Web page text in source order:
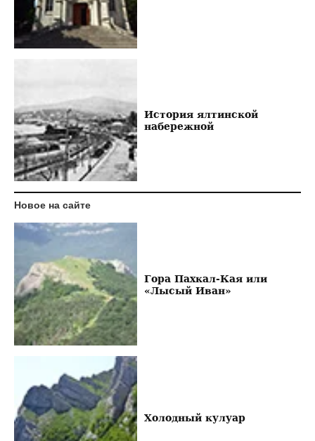
История ялтинской
набережной
Новое на сайте
Гора Пахкал-Кая или
«Лысый Иван»
Холодный кулуар